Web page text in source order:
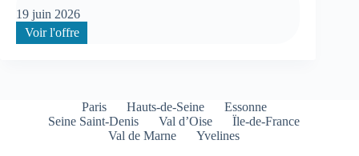
SECOND
OEUVRE
–
19 juin 2026
Voir l'offre:
CHARGE
–
H/F
Paris Hauts-de-Seine
Essonne
Seine Saint-Denis
Val d’Oise
Ïle-de-France
Val de Marne
Yvelines